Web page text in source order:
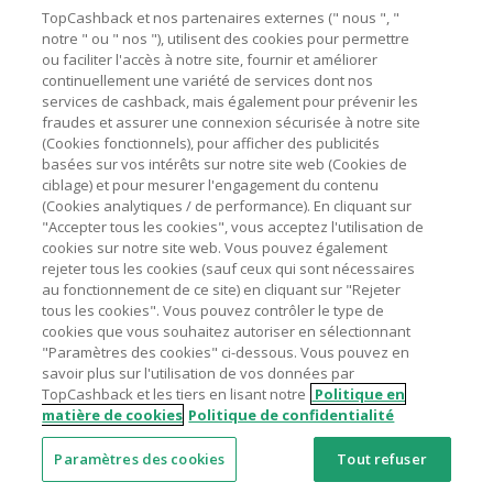
La validité et le montant du cashback sont calculés par les
marchands sur le montant hors TVA/taxes et hors frais de
livraison/d’emballage/de service.
L'utilisation de plugins tels que Honey, AdBlock, uBlock, Pi-
hole et VPN peut bloquer le suivi de votre commande.
Pour chaque nouvelle transaction, il faut revenir sur
TopCashback et cliquer sur le bouton rose de cashback
pour accéder au site marchand et faire votre achat.
Assurez-vous que le lien TopCashback est le dernier lien
utilisé pour visiter le site marchand avant de finaliser votre
achat.
Tout compte impliqué dans des commandes ou activités
frauduleuses pour manipuler le système de cashback sera
clôturé et leur cashback confisqué.
Astuces pour économiser
A propos de
Contactez-nous
Mentions légales
Nos sites UK US CN JP DE AU
TopCashback et nos partenaires externes (" nous ", "
notre " ou " nos "), utilisent des cookies pour permettre
ou faciliter l'accès à notre site, fournir et améliorer
continuellement une variété de services dont nos
services de cashback, mais également pour prévenir les
fraudes et assurer une connexion sécurisée à notre site
(Cookies fonctionnels), pour afficher des publicités
basées sur vos intérêts sur notre site web (Cookies de
ciblage) et pour mesurer l'engagement du contenu
(Cookies analytiques / de performance). En cliquant sur
"Accepter tous les cookies", vous acceptez l'utilisation de
cookies sur notre site web. Vous pouvez également
rejeter tous les cookies (sauf ceux qui sont nécessaires
au fonctionnement de ce site) en cliquant sur "Rejeter
tous les cookies". Vous pouvez contrôler le type de
cookies que vous souhaitez autoriser en sélectionnant
"Paramètres des cookies" ci-dessous. Vous pouvez en
savoir plus sur l'utilisation de vos données par
TopCashback et les tiers en lisant notre Politique en
matière de cookies Politique de confidentialité
Paramètres des cookies Tout refuser